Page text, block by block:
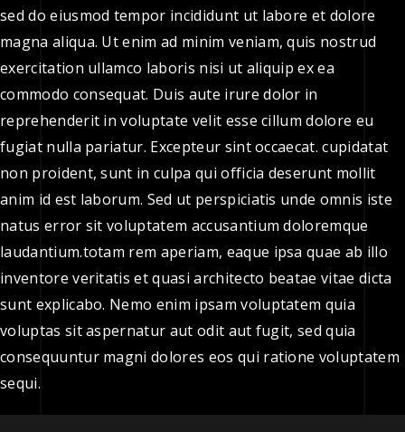
sed do eiusmod tempor incididunt ut labore et dolore
magna aliqua. Ut enim ad minim veniam, quis nostrud
exercitation ullamco laboris nisi ut aliquip ex ea
commodo consequat. Duis aute irure dolor in
reprehenderit in voluptate velit esse cillum dolore eu
fugiat nulla pariatur. Excepteur sint occaecat. cupidatat
non proident, sunt in culpa qui officia deserunt mollit
anim id est laborum. Sed ut perspiciatis unde omnis iste
natus error sit voluptatem accusantium doloremque
laudantium.totam rem aperiam, eaque ipsa quae ab illo
inventore veritatis et quasi architecto beatae vitae dicta
sunt explicabo. Nemo enim ipsam voluptatem quia
voluptas sit aspernatur aut odit aut fugit, sed quia
consequuntur magni dolores eos qui ratione voluptatem
sequi.